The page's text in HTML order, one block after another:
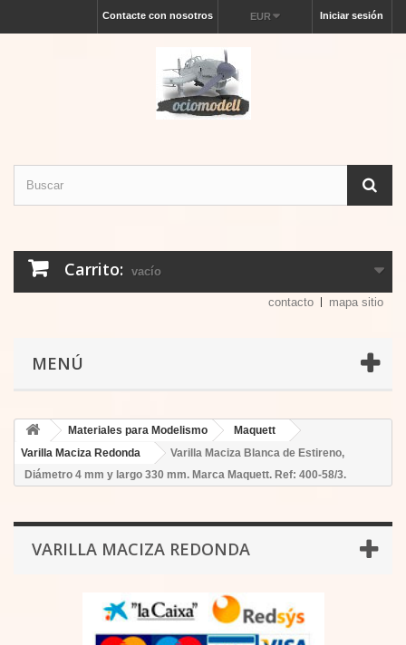
Iniciar sesión
EUR
Contacte con nosotros
Carrito: vacío
contacto mapa sitio
MENÚ
Materiales para Modelismo
Maquett
Varilla Maciza Redonda
Varilla Maciza Blanca de Estireno,
Diámetro 4 mm y largo 330 mm. Marca Maquett. Ref: 400-58/3.
VARILLA MACIZA REDONDA